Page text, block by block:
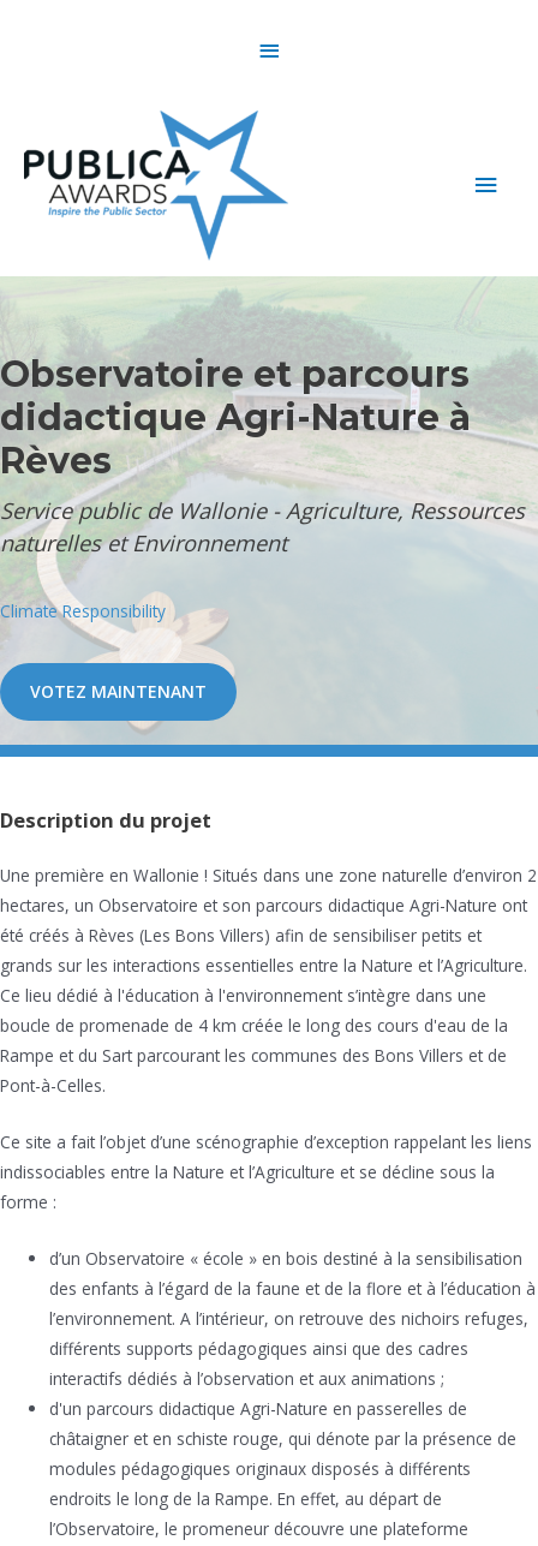
Above
Main
Observatoire et parcours
didactique Agri-Nature à
Rèves
Service public de Wallonie - Agriculture, Ressources
naturelles et Environnement
Climate Responsibility
VOTEZ MAINTENANT
Description du projet
Une première en Wallonie ! Situés dans une zone naturelle d’environ 2
hectares, un Observatoire et son parcours didactique Agri-Nature ont
été créés à Rèves (Les Bons Villers) afin de sensibiliser petits et
grands sur les interactions essentielles entre la Nature et l’Agriculture.
Ce lieu dédié à l'éducation à l'environnement s’intègre dans une
boucle de promenade de 4 km créée le long des cours d'eau de la
Rampe et du Sart parcourant les communes des Bons Villers et de
Pont-à-Celles.
Ce site a fait l’objet d’une scénographie d’exception rappelant les liens
indissociables entre la Nature et l’Agriculture et se décline sous la
forme :
d’un Observatoire « école » en bois destiné à la sensibilisation
des enfants à l’égard de la faune et de la flore et à l’éducation à
l’environnement. A l’intérieur, on retrouve des nichoirs refuges,
différents supports pédagogiques ainsi que des cadres
interactifs dédiés à l’observation et aux animations ;
d'un parcours didactique Agri-Nature en passerelles de
châtaigner et en schiste rouge, qui dénote par la présence de
modules pédagogiques originaux disposés à différents
endroits le long de la Rampe. En effet, au départ de
l’Observatoire, le promeneur découvre une plateforme